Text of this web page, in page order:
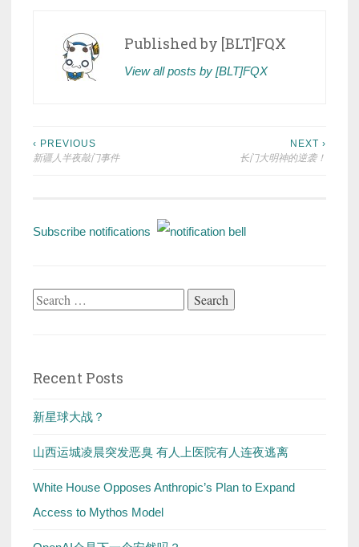
Published by [BLT]FQX
View all posts by [BLT]FQX
Post
‹ PREVIOUS
新疆人半夜敲门事件
NEXT ›
长门大明神的逆袭！
Subscribe notifications
Search
Recent Posts
新星球大战？
山西运城凌晨突发恶臭 有人上医院有人连夜逃离
White House Opposes Anthropic’s Plan to Expand
Access to Mythos Model